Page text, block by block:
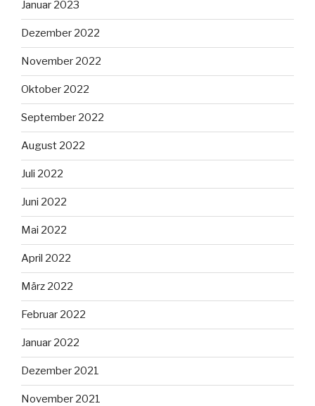
Januar 2023
Dezember 2022
November 2022
Oktober 2022
September 2022
August 2022
Juli 2022
Juni 2022
Mai 2022
April 2022
März 2022
Februar 2022
Januar 2022
Dezember 2021
November 2021